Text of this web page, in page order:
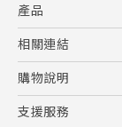
產品
5G
智慧型手機
配件
相關連結
HTC Research
購物說明
購物須知
支援服務